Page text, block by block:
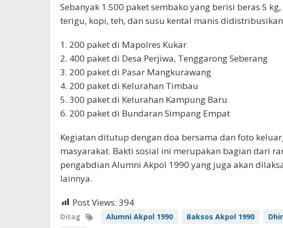
Sebanyak 1.500 paket sembako yang berisi beras 5
terigu, kopi, teh, dan susu kental manis
1. 200 paket di Mapolres Kukar
2. 400 paket di Desa Perjiwa, Tenggarong Seberang
3. 200 paket di Pasar Mangkurawang
4. 200 paket di Kelurahan Timbau
5. 300 paket di Kelurahan Kampung Baru
6. 200 paket di Bundaran Simpang Empat
Kegiatan ditutup dengan doa bersama dan foto
masyarakat. Bakti sosial ini merupakan bagian dari
pengabdian Alumni Akpol 1990 yang juga akan
lainnya.
Post Views: 394
Ditag Alumni Akpol 1990 Baksos Akpol 1990